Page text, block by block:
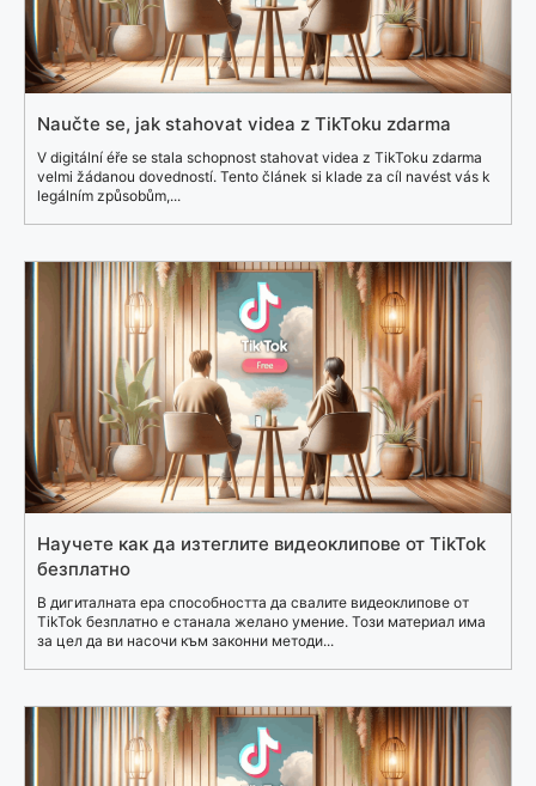
Naučte se, jak stahovat videa z TikToku zdarma
V digitální éře se stala schopnost stahovat videa z TikToku zdarma
velmi žádanou dovedností. Tento článek si klade za cíl navést vás k
legálním způsobům,...
Научете как да изтеглите видеоклипове от TikTok
безплатно
В дигиталната ера способността да свалите видеоклипове от
TikTok безплатно е станала желано умение. Този материал има
за цел да ви насочи към законни методи...